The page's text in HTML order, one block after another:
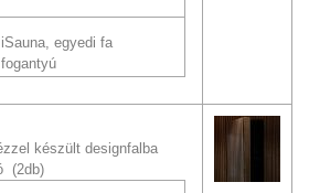
iSauna, egyedi fa
fogantyú
készült designfalba
(2db)